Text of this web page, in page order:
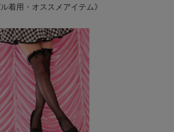
ル着用・オススメアイテム》